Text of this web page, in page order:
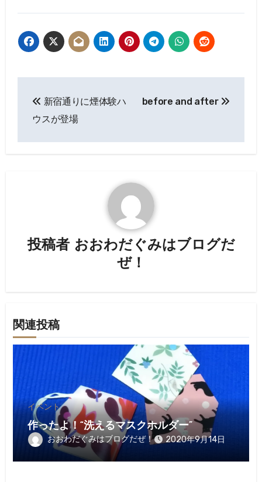
稿
シ
ョ
新宿通りに煙体験ハ
ウスが登場
before and after
投稿者 おおわだぐみはブログだ
ぜ！
関連投稿
イベント
作ったよ！“洗えるマスクホルダー”
おおわだぐみはブログだぜ！ 2020年9月14日